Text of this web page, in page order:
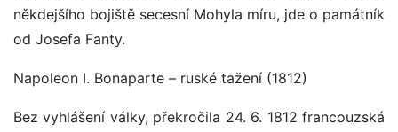
někdejšího bojiště secesní Mohyla míru, jde o památník
od Josefa Fanty.
Napoleon I. Bonaparte – ruské tažení (1812)
Bez vyhlášení války, překročila 24. 6. 1812 francouzská